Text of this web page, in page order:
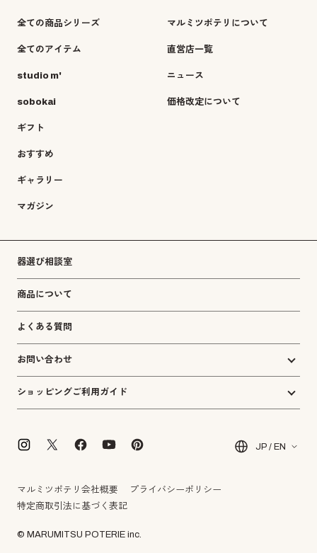
全ての商品シリーズ
全てのアイテム
studio m'
sobokai
ギフト
おすすめ
ギャラリー
マガジン
マルミツポテリについて
直営店一覧
ニュース
価格改定について
器選び相談室
商品について
よくある質問
お問い合わせ
ショッピングご利用ガイド
JP / EN
マルミツポテリ会社概要
プライバシーポリシー
特定商取引法に基づく表記
© MARUMITSU POTERIE inc.